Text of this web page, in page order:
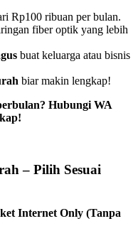
Rp100 ribuan per bulan.
fiber optik yang lebih
buat keluarga atau bisnis
biar makin lengkap!
Hubungi WA
– Pilih Sesuai
Internet Only (Tanpa